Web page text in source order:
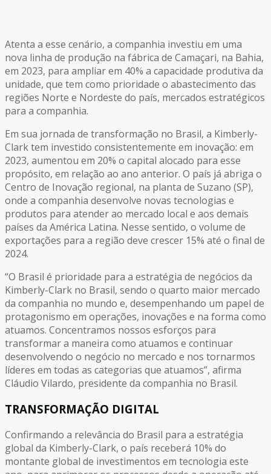
Atenta a esse cenário, a companhia investiu em uma
nova linha de produção na fábrica de Camaçari, na Bahia,
em 2023, para ampliar em 40% a capacidade produtiva da
unidade, que tem como prioridade o abastecimento das
regiões Norte e Nordeste do país, mercados estratégicos
para a companhia.
Em sua jornada de transformação no Brasil, a Kimberly-
Clark tem investido consistentemente em inovação: em
2023, aumentou em 20% o capital alocado para esse
propósito, em relação ao ano anterior. O país já abriga o
Centro de Inovação regional, na planta de Suzano (SP),
onde a companhia desenvolve novas tecnologias e
produtos para atender ao mercado local e aos demais
países da América Latina. Nesse sentido, o volume de
exportações para a região deve crescer 15% até o final de
2024.
“O Brasil é prioridade para a estratégia de negócios da
Kimberly-Clark no Brasil, sendo o quarto maior mercado
da companhia no mundo e, desempenhando um papel de
protagonismo em operações, inovações e na forma como
atuamos. Concentramos nossos esforços para
transformar a maneira como atuamos e continuar
desenvolvendo o negócio no mercado e nos tornarmos
líderes em todas as categorias que atuamos”, afirma
Cláudio Vilardo, presidente da companhia no Brasil.
TRANSFORMAÇÃO DIGITAL
Confirmando a relevância do Brasil para a estratégia
global da Kimberly-Clark, o país receberá 10% do
montante global de investimentos em tecnologia este